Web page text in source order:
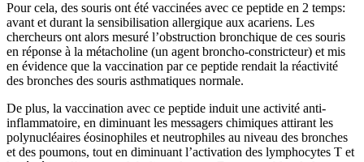
Pour cela, des souris ont été vaccinées avec ce peptide en 2 temps:
avant et durant la sensibilisation allergique aux acariens. Les
chercheurs ont alors mesuré l’obstruction bronchique de ces souris
en réponse à la métacholine (un agent broncho-constricteur) et mis
en évidence que la vaccination par ce peptide rendait la réactivité
des bronches des souris asthmatiques normale.
De plus, la vaccination avec ce peptide induit une activité anti-
inflammatoire, en diminuant les messagers chimiques attirant les
polynucléaires éosinophiles et neutrophiles au niveau des bronches
et des poumons, tout en diminuant l’activation des lymphocytes T et